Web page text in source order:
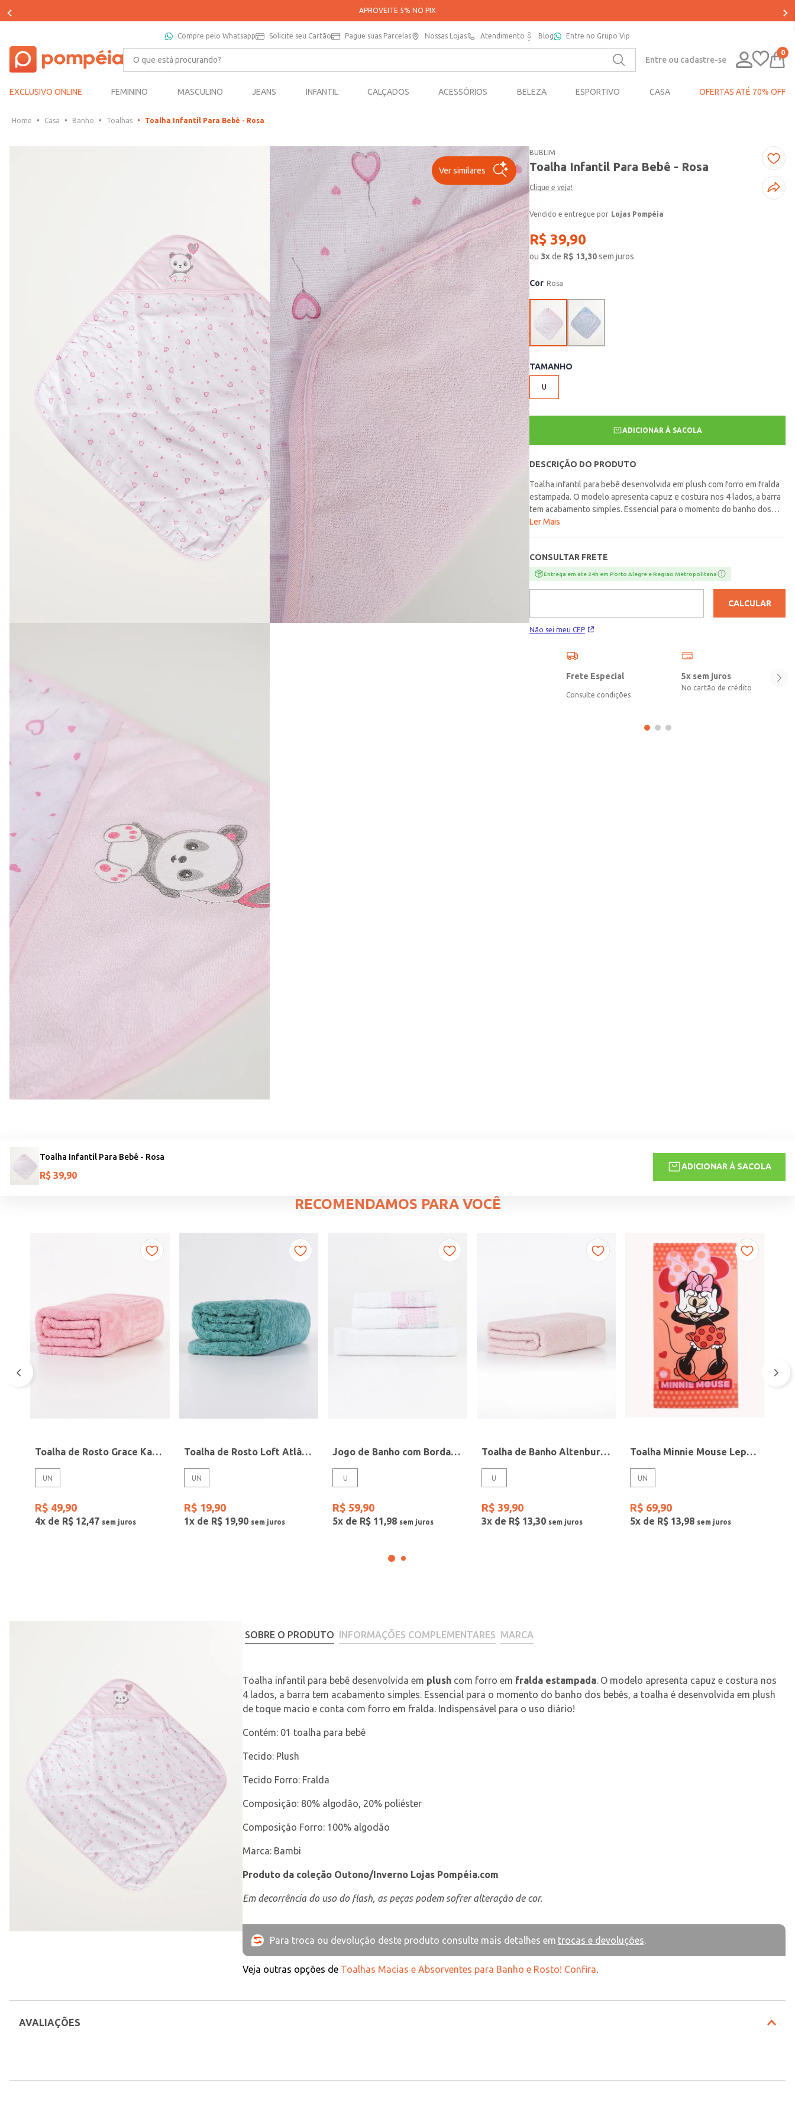
Compre pelo Whatsapp Solicite seu Cartão Pague suas Parcelas Nossas Lojas Atendimento Blog Entre no Grupo Vip
O que está procurando?
Entre ou cadastre-se
0
EXCLUSIVO ONLINE FEMININO MASCULINO JEANS INFANTIL CALÇADOS ACESSÓRIOS BELEZA ESPORTIVO CASA OFERTAS ATÉ 70% OFF
Casa Banho Toalhas Toalha Infantil Para Bebê - Rosa
Ver similares
BUBLIM
Toalha Infantil Para Bebê - Rosa
Clique e veja!
Lojas Pompéia
R$ 39,90
ou 3xde R$ 13,30sem juros
Cor Rosa
TAMANHO
U
ADICIONAR À SACOLA
DESCRIÇÃO DO PRODUTO
Toalha infantil para bebê desenvolvida em plush com forro em fralda
estampada. O modelo apresenta capuz e costura nos 4 lados, a barra
tem acabamento simples. Essencial para o momento do banho dos
bebês, a toalha é desenvolvida em plush de toque macio e conta com
algodão, 20% poliéster Composição Forro: 100% algodão Marca:
Bambi Produto da coleção Outono/Inverno Lojas Pompéia.com
Ler Mais
CONSULTAR FRETE
Entrega em ate 24h em Porto Alegre e Regiao Metropolitana
Não sei meu CEP
CALCULAR
Frete Especial
Consulte condições
5x sem juros
No cartão de crédito
Toalha Infantil Para Bebê - Rosa
R$ 39,90
ADICIONAR À SACOLA
RECOMENDAMOS PARA VOCÊ
Toalha de Rosto Grace Karsten ROSA
UN
R$ 49,90
4x de R$ 12,47
Toalha de Rosto Loft Atlântica VERDE
UN
R$ 19,90
1x de R$ 19,90
Jogo de Banho com Bordado Infantil Para Bebê - Rosa
U
R$ 59,90
5x de R$ 11,98
Toalha de Banho Altenburg Chroma Rosa/Rosa
U
R$ 39,90
3x de R$ 13,30
Toalha Minnie Mouse Lepper Infantil VERMELHO
UN
R$ 69,90
5x de R$ 13,98
SOBRE O PRODUTO INFORMAÇÕES COMPLEMENTARES MARCA
Toalha infantil para bebê desenvolvida em plush com forro em fralda estampada. O modelo apresenta capuz e costura nos
4 lados, a barra tem acabamento simples. Essencial para o momento do banho dos bebês, a toalha é desenvolvida em plush
de toque macio e conta com forro em fralda. Indispensável para o uso diário!
Contém: 01 toalha para bebê
Tecido: Plush
Tecido Forro: Fralda
Composição: 80% algodão, 20% poliéster
Composição Forro: 100% algodão
Marca: Bambi
Produto da coleção Outono/Inverno Lojas Pompéia.com
Em decorrência do uso do flash, as peças podem sofrer alteração de cor.
Para troca ou devolução deste produto consulte mais detalhes em trocas e devoluções.
Veja outras opções de Toalhas Macias e Absorventes para Banho e Rosto! Confira.
AVALIAÇÕES